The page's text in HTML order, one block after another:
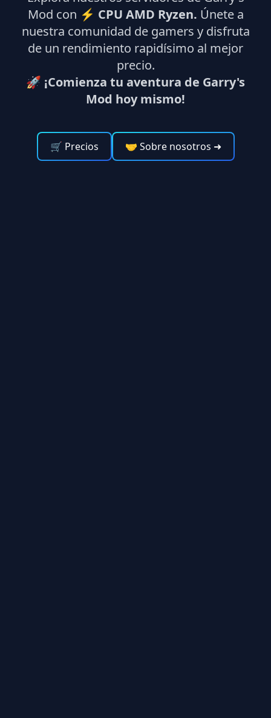
Mod con ⚡ CPU AMD Ryzen. Únete a
nuestra comunidad de gamers y disfruta
de un rendimiento rapidísimo al mejor
precio.
🚀 ¡Comienza tu aventura de Garry's
Mod hoy mismo!
🛒 Precios 🤝 Sobre nosotros ➜